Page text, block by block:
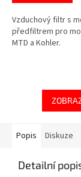
Vzduchový filtr s
předfiltrem pro
MTD a Kohler.
Popis Diskuze
Detailní